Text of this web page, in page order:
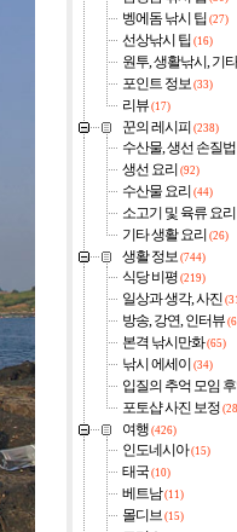
벵에돔 낚시 팁 (27)
선상낚시 팁 (16)
원투, 생활낚시, 기
포인트 정보 (33)
리뷰 (17)
꾼의 레시피 (238)
수산물, 생선 손질법
생선 요리 (92)
수산물 요리 (44)
소고기 및 육류 요리
기타 생활 요리 (26)
생활 정보 (744)
식당 비평 (219)
일상과 생각, 사진
방송, 강연, 인터뷰
본격 낚시만화(65)
낚시 에세이 (34)
입질의 추억 모임
포토샵 사진 보정
여행 (426)
인도네시아(15)
태국 (10)
베트남(11)
몰디브 (15)